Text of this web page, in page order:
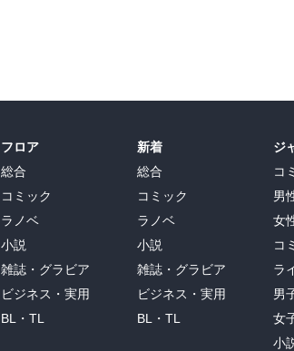
フロア
総合
コミック
ラノベ
小説
雑誌・グラビア
ビジネス・実用
BL・TL
新着
総合
コミック
ラノベ
小説
雑誌・グラビア
ビジネス・実用
BL・TL
ジ
コ
男
女
コ
ラ
男
女
小